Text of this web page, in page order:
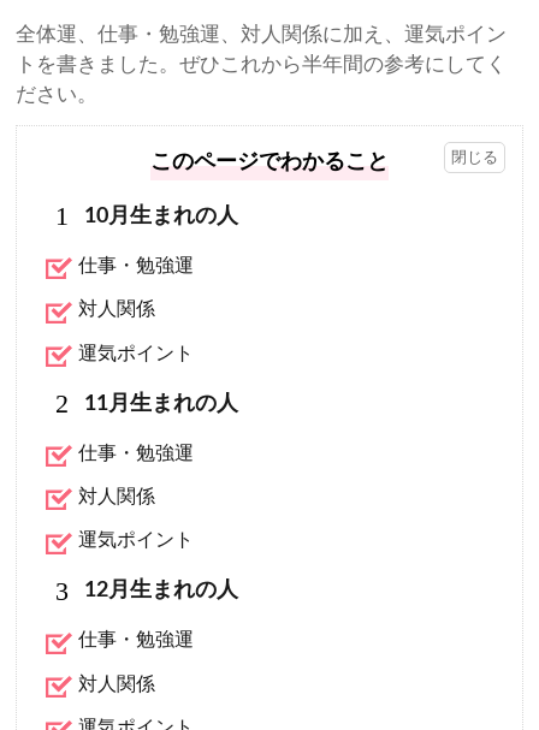
全体運、仕事・勉強運、対人関係に加え、運気ポイン
トを書きました。ぜひこれから半年間の参考にしてく
ださい。
このページでわかること
1 10月生まれの人
仕事・勉強運
対人関係
運気ポイント
2 11月生まれの人
仕事・勉強運
対人関係
運気ポイント
3 12月生まれの人
仕事・勉強運
対人関係